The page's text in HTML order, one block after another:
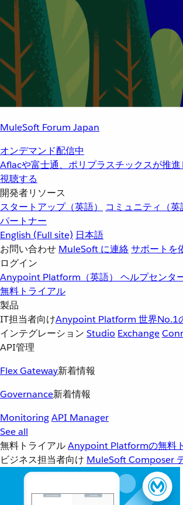
MuleSoft Forum Japan
オンデマンド配信中
Aflacや富士通、ポリプラスチックスが推
視聴する
開発者リソース
スタートアップ（英語）
コミュニティ（英
パートナー
English (Full site) 日本語
お問い合わせ MuleSoft に連絡サポートを
ログイン
Anypoint Platform（英語） ヘルプセンタ
無料トライアル
製品
IT担当者向けAnypoint Platform 世界No.1
インテグレーション Studio Exchange
API管理
Flex Gateway新着情報
Governance新着情報
MonitoringAPI Manager
See all
無料トライアルAnypoint Platformの無料
ビジネス担当者向け MuleSoft Composer